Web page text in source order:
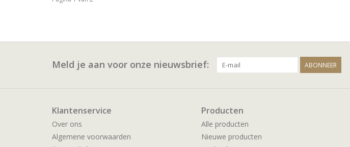
Meld je aan voor onze nieuwsbrief: ABONNEER
Klantenservice
Over ons
Algemene voorwaarden
Producten
Alle producten
Nieuwe producten